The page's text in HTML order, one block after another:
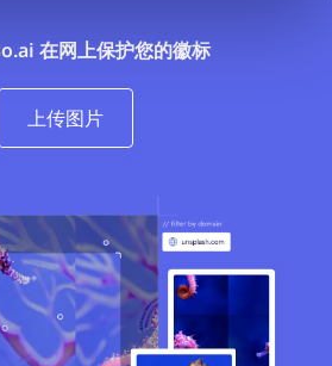
在网上保护您的徽标
上传图片